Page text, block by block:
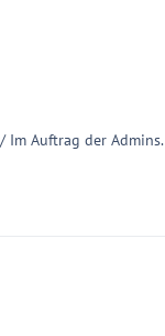
Im Auftrag der Admins.